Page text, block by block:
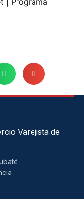
| Programa